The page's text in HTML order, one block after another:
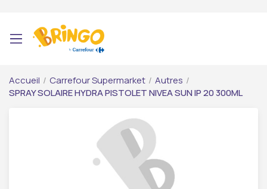
Accueil / Carrefour Supermarket / Autres /
SPRAY SOLAIRE HYDRA PISTOLET NIVEA SUN IP 20 300ML